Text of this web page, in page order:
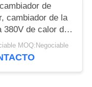
de
cambiador de la
380V de calor del
50/60HZ
MOQ:Negociable